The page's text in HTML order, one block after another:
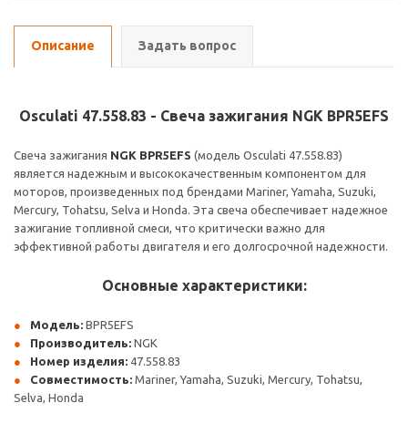
Описание Задать вопрос
Osculati 47.558.83 - Свеча зажигания NGK BPR5EFS
Свеча зажигания NGK BPR5EFS (модель Osculati 47.558.83)
является надежным и высококачественным компонентом для
моторов, произведенных под брендами Mariner, Yamaha, Suzuki,
Mercury, Tohatsu, Selva и Honda. Эта свеча обеспечивает надежное
зажигание топливной смеси, что критически важно для
эффективной работы двигателя и его долгосрочной надежности.
Основные характеристики:
Модель: BPR5EFS
Производитель: NGK
Номер изделия: 47.558.83
Совместимость: Mariner, Yamaha, Suzuki, Mercury, Tohatsu,
Selva, Honda